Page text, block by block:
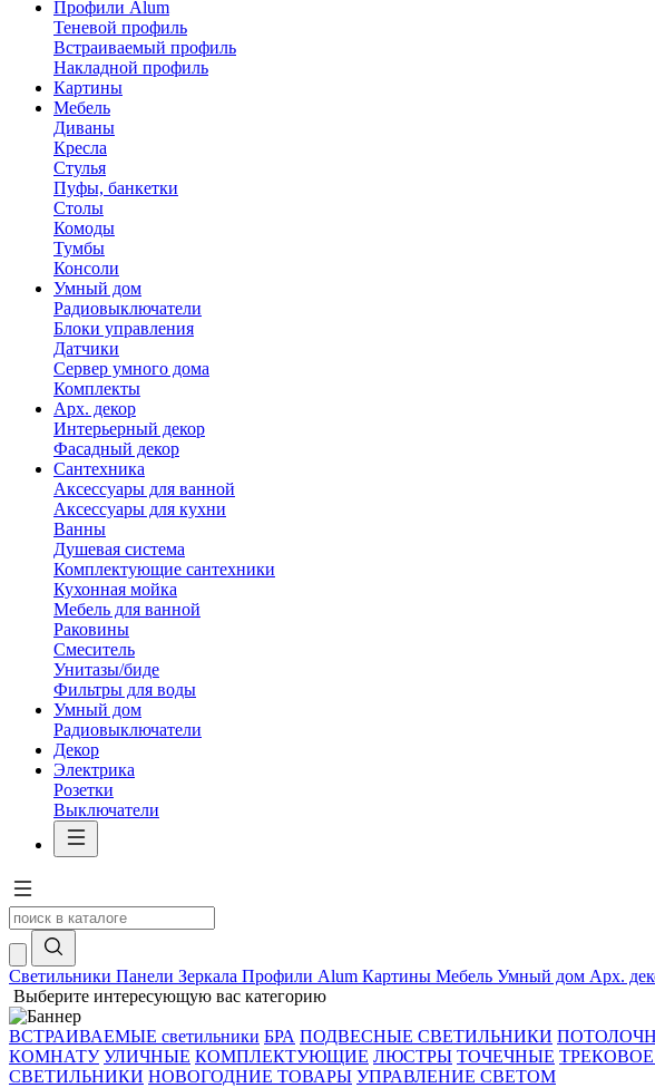
Профили Alum
Теневой профиль
Встраиваемый профиль
Накладной профиль
Картины
Мебель
Диваны
Кресла
Стулья
Пуфы, банкетки
Столы
Комоды
Тумбы
Консоли
Умный дом
Радиовыключатели
Блоки управления
Датчики
Сервер умного дома
Комплекты
Арх. декор
Интерьерный декор
Фасадный декор
Сантехника
Аксессуары для ванной
Аксессуары для кухни
Ванны
Душевая система
Комплектующие сантехники
Кухонная мойка
Мебель для ванной
Раковины
Смеситель
Унитазы/биде
Фильтры для воды
Умный дом
Радиовыключатели
Декор
Электрика
Розетки
Выключатели
Светильники Панели Зеркала Профили Alum Картины Мебель Умный дом Арх.
Выберите интересующую вас категорию
ВСТРАИВАЕМЫЕ светильники БРА ПОДВЕСНЫЕ СВЕТИЛЬНИКИ
КОМНАТУ УЛИЧНЫЕ КОМПЛЕКТУЮЩИЕ ЛЮСТРЫ ТОЧЕЧНЫЕ
СВЕТИЛЬНИКИ НОВОГОДНИЕ ТОВАРЫ УПРАВЛЕНИЕ СВЕТОМ